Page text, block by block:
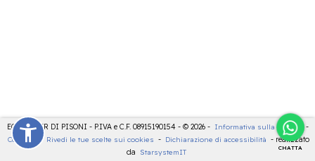
CHATTA
ECOCENTER DI PISONI - P.IVA e C.F. 08915190154 - © 2026 - Informativa sulla privacy
-
Cookies
- Rivedi le tue scelte sui cookies - Dichiarazione di accessibilità - realizzato
da
StarsystemIT